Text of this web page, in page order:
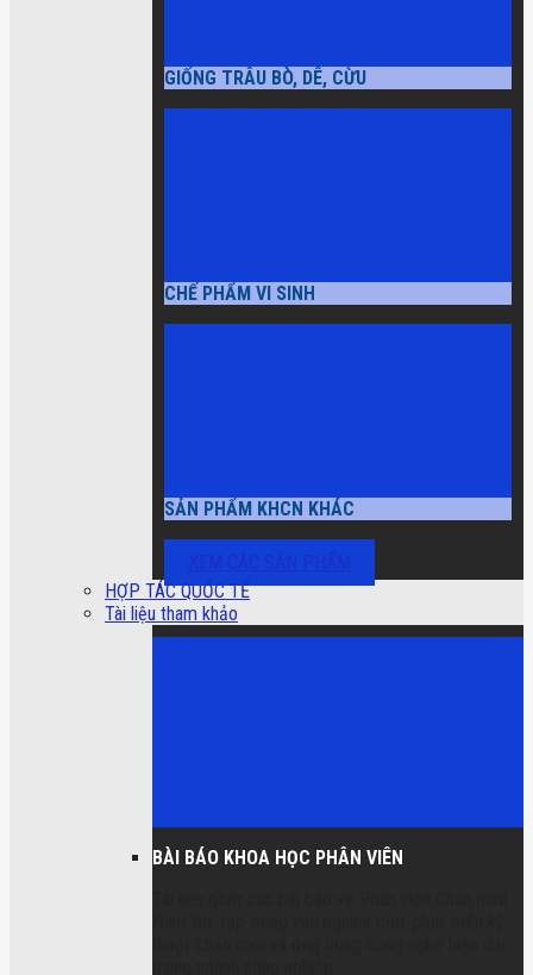
GIỐNG TRÂU BÒ, DÊ, CỪU
CHẾ PHẨM VI SINH
SẢN PHẨM KHCN KHÁC
HỢP TÁC QUỐC TẾ
Tài liệu tham khảo
BÀI BÁO KHOA HỌC PHÂN VIÊN